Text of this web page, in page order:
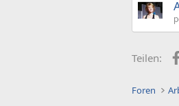
Teilen:
Foren